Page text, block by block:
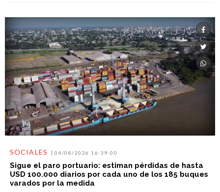
SOCIALES 04/08/2026 16:39:00
Sigue el paro portuario: estiman pérdidas de hasta
USD 100.000 diarios por cada uno de los 185 buques
varados por la medida